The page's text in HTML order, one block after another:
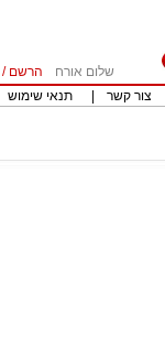
שלום אורח הרשם /
צור קשר תנאי שימוש